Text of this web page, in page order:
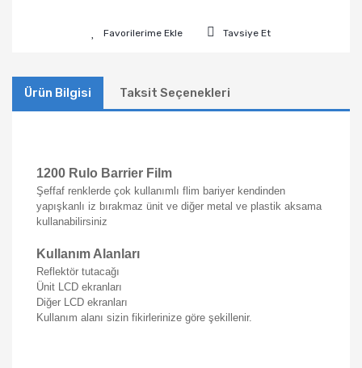
Tavsiye Et
Ürün Bilgisi Taksit Seçenekleri
1200 Rulo Barrier Film
Şeffaf renklerde çok kullanımlı flim bariyer kendinden
yapışkanlı iz bırakmaz ünit ve diğer metal ve plastik aksama
kullanabilirsiniz
Kullanım Alanları
Reflektör tutacağı
Ünit LCD ekranları
Diğer LCD ekranları
Kullanım alanı sizin fikirlerinize göre şekillenir.